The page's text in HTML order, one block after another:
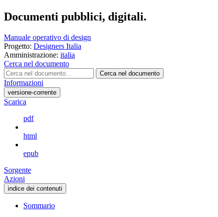
Documenti pubblici, digitali.
Manuale operativo di design
Progetto: Designers Italia
Amministrazione: italia
Cerca nel documento
Cerca nel documento
Informazioni
versione-corrente
Scarica
pdf
html
epub
Sorgente
Azioni
indice dei contenuti
Sommario